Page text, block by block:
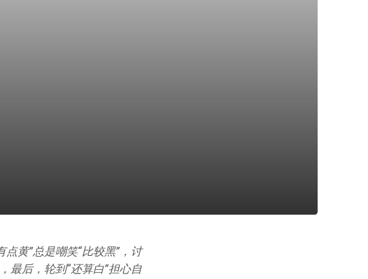
黄”总是嘲笑“比较黑”，讨
最后，轮到“还算白”担心自